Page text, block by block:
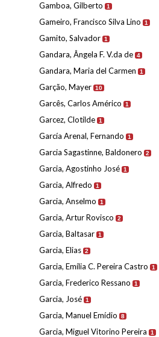
Gamboa, Gilberto 1
Gameiro, Francisco Silva Lino 1
Gamito, Salvador 1
Gandara, Ângela F. V.da de 4
Gandara, Maria del Carmen 1
Garção, Mayer 10
Garcês, Carlos Américo 1
Garcez, Clotilde 1
García Arenal, Fernando 1
Garcia Sagastinne, Baldonero 2
Garcia, Agostinho José 1
Garcia, Alfredo 1
Garcia, Anselmo 1
Garcia, Artur Rovisco 2
Garcia, Baltasar 1
Garcia, Elias 2
Garcia, Emília C. Pereira Castro 1
Garcia, Frederico Ressano 1
Garcia, José 1
Garcia, Manuel Emídio 8
Garcia, Miguel Vitorino Pereira 1